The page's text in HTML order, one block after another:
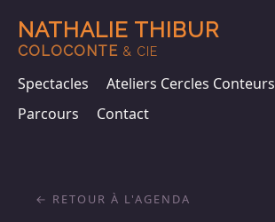
NATHALIE THIBUR
COLOCONTE & CIE
Spectacles Ateliers Cercles Conteurs
Parcours
Contact
RETOUR À L'AGENDA